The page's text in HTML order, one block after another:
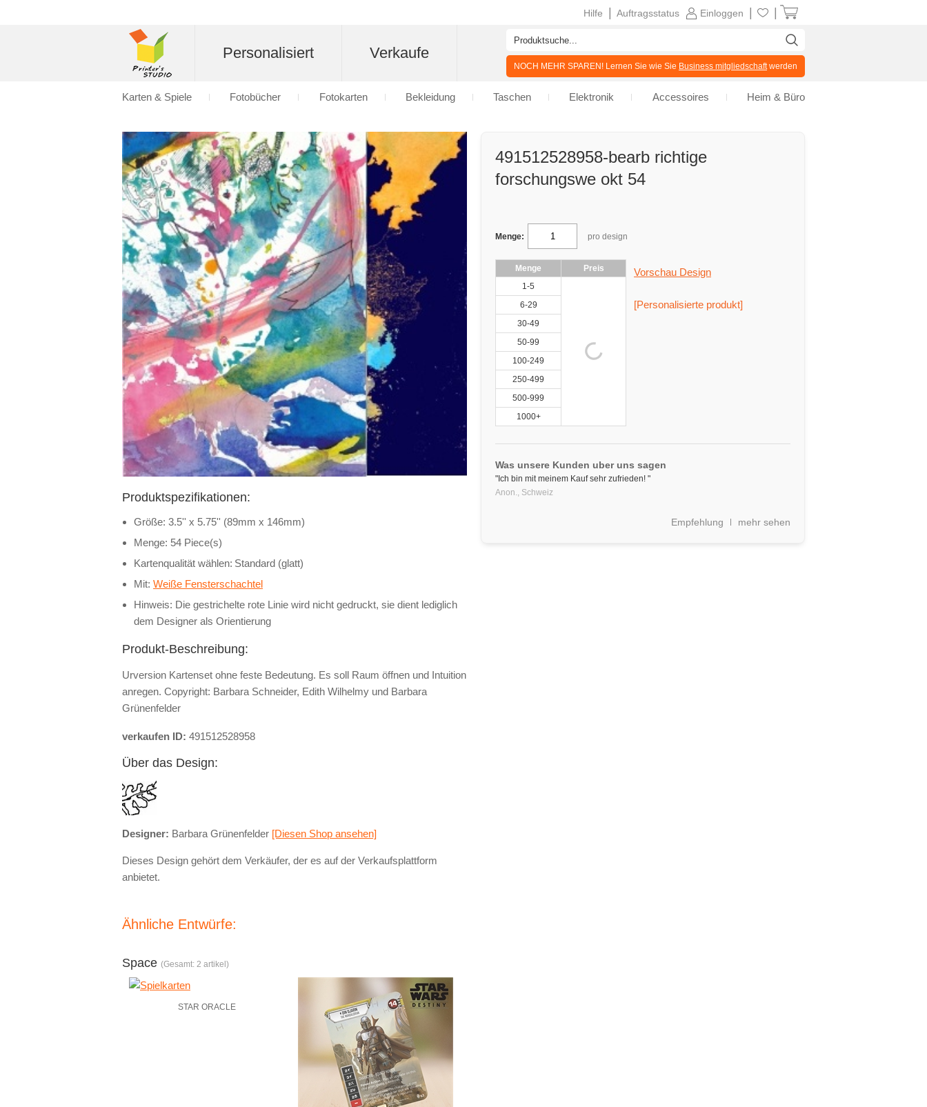
491512528958-bearb richtige
forschungswe okt 54
Menge: pro design
Menge
Preis
1-5
6-29
30-49
50-99
100-249
250-499
500-999
1000+
Vorschau Design
[Personalisierte produkt]
Was unsere Kunden uber uns sagen
"Ich bin mit meinem Kauf sehr zufrieden! "
Anon., Schweiz
Empfehlung mehr sehen
Produktspezifikationen:
Größe: 3.5'' x 5.75'' (89mm x 146mm)
Menge: 54 Piece(s)
Kartenqualität wählen: Standard (glatt)
Mit: Weiße Fensterschachtel
Hinweis: Die gestrichelte rote Linie wird nicht gedruckt, sie dient lediglich
dem Designer als Orientierung
Produkt-Beschreibung:
Urversion Kartenset ohne feste Bedeutung. Es soll Raum öffnen und Intuition
anregen. Copyright: Barbara Schneider, Edith Wilhelmy und Barbara
Grünenfelder
verkaufen ID: 491512528958
Über das Design:
Designer: Barbara Grünenfelder [Diesen Shop ansehen]
Dieses Design gehört dem Verkäufer, der es auf der Verkaufsplattform
anbietet.
Ähnliche Entwürfe:
Space (Gesamt: 2 artikel)
STAR ORACLE
Einloggen
Auftragsstatus
Hilfe
Personalisiert Verkaufe
NOCH MEHR SPAREN! Lernen Sie wie Sie Business mitgliedschaftwerden
Karten & Spiele Fotobücher Fotokarten Bekleidung Taschen Elektronik Accessoires Heim & Büro